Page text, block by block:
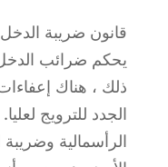
قانون ضريبة
يحكم ضرائب
ذلك ، هناك
الجدد للترويج
الرأسمالية